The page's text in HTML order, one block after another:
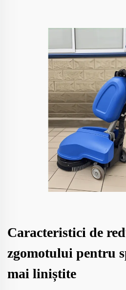
Caracteristici de
zgomotului pentru
mai liniștite